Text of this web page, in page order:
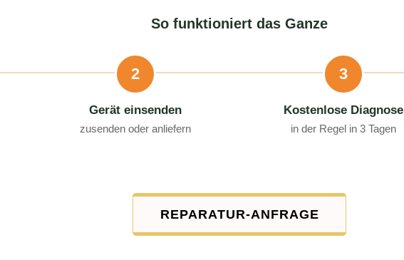
So funktioniert das Ganze
2
Gerät einsenden
zusenden oder anliefern
3
Kostenlose Diagnose
in der Regel in 3 Tagen
REPARATUR-ANFRAGE